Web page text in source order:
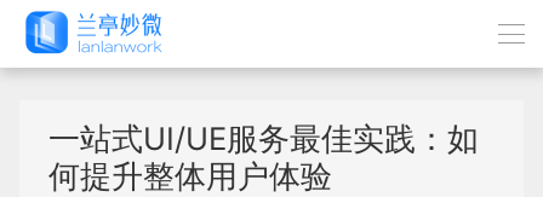
一站式UI/UE服务最佳实践：如
何提升整体用户体验